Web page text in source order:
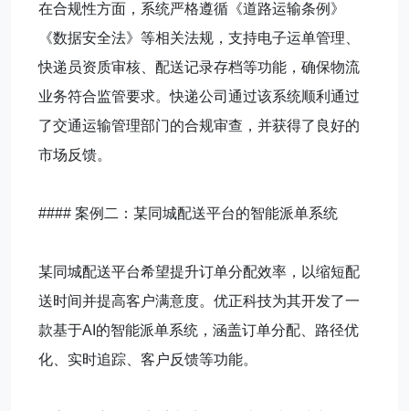
在合规性方面，系统严格遵循《道路运输条例》
《数据安全法》等相关法规，支持电子运单管理、
快递员资质审核、配送记录存档等功能，确保物流
业务符合监管要求。快递公司通过该系统顺利通过
了交通运输管理部门的合规审查，并获得了良好的
市场反馈。
#### 案例二：某同城配送平台的智能派单系统
某同城配送平台希望提升订单分配效率，以缩短配
送时间并提高客户满意度。优正科技为其开发了一
款基于AI的智能派单系统，涵盖订单分配、路径优
化、实时追踪、客户反馈等功能。